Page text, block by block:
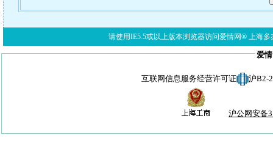
请使用IE5.5或以上版本浏览器访问爱情网® 上海多
爱
互联网信息服务经营许可证 沪B2-
沪公网安备